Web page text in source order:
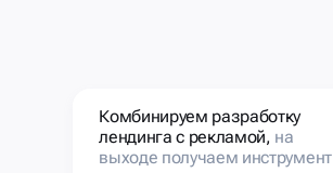
Комбинируем разработку
лендинга с рекламой, на
выходе получаем инструмент